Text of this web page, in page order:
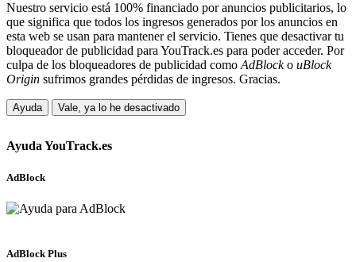
Nuestro servicio está 100% financiado por anuncios publicitarios, lo
que significa que todos los ingresos generados por los anuncios en
esta web se usan para mantener el servicio. Tienes que desactivar tu
bloqueador de publicidad para YouTrack.es para poder acceder. Por
culpa de los bloqueadores de publicidad como AdBlocko uBlock
Origin sufrimos grandes pérdidas de ingresos. Gracias.
Ayuda Vale, ya lo he desactivado
Ayuda YouTrack.es
AdBlock
AdBlock Plus